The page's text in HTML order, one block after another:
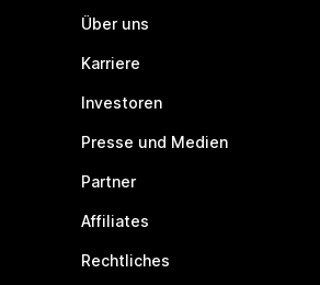
Über uns
Karriere
Investoren
Presse und Medien
Partner
Affiliates
Rechtliches